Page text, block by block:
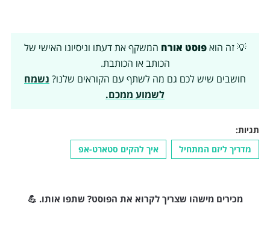
💡 זה הואפוסט אורח המשקף את דעתו וניסיונו האישי של
הכותב או הכותבת.
חושבים שיש לכם גם מה לשתף עם הקוראים שלנו? נשמח
לשמוע ממכם.
תגיות:
מדריך ליזם המתחיל
איך להקים סטארט-אפ
מכירים מישהו שצריך לקרוא את הפוסט? שתפו אותו. 💪